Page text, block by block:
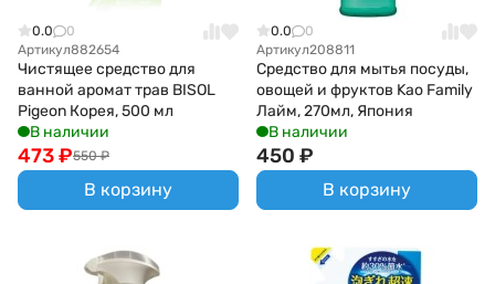
0.0
0
Артикул882654
Чистящее средство для
ванной аромат трав BISOL
Pigeon Корея, 500 мл
В наличии
550 ₽
473₽
В корзину
0.0
0
Артикул208811
Средство для мытья посуды,
овощей и фруктов Kao Family
Лайм, 270мл, Япония
В наличии
450 ₽
В корзину